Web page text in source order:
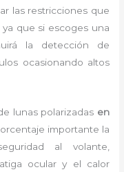
las restricciones que
que si escoges una
la detección de
ocasionando altos
lunas polarizadas en
importante la
al volante,
ocular y el calor